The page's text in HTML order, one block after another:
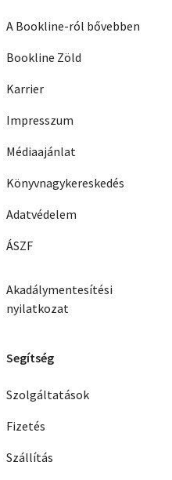
A Bookline-ról bővebben
Bookline Zöld
Karrier
Impresszum
Médiaajánlat
Könyvnagykereskedés
Adatvédelem
ÁSZF
Akadálymentesítési
nyilatkozat
Segítség
Szolgáltatások
Fizetés
Szállítás